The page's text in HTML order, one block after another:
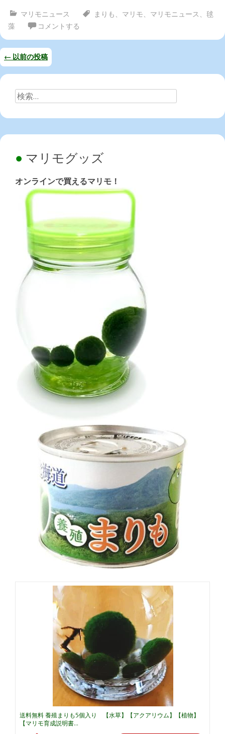
マリモニュース まりも 、 マリモ、 マリモニュース 、 毬
藻
コメントする
投
ビ
ゲ
← 以前の投稿
検
マリモグッズ
オンラインで買えるマリモ！
送料無料 養殖まりも5個入り 【水草】【アクアリウム】【植物】
【マリモ育成説明書...